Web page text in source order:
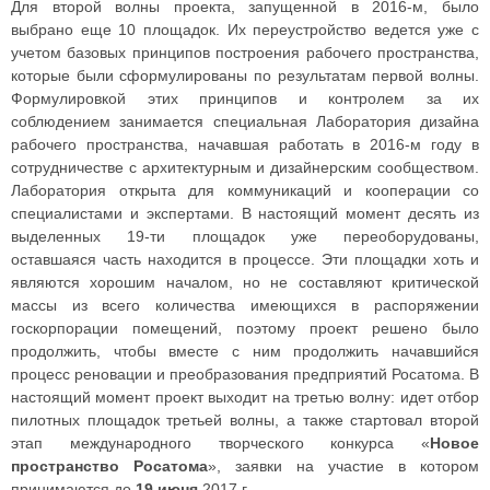
Для второй волны проекта, запущенной в 2016-м, было
выбрано еще 10 площадок. Их переустройство ведется уже с
учетом базовых принципов построения рабочего пространства,
которые были сформулированы по результатам первой волны.
Формулировкой этих принципов и контролем за их
соблюдением занимается специальная Лаборатория дизайна
рабочего пространства, начавшая работать в 2016-м году в
сотрудничестве с архитектурным и дизайнерским сообществом.
Лаборатория открыта для коммуникаций и кооперации со
специалистами и экспертами. В настоящий момент десять из
выделенных 19-ти площадок уже переоборудованы,
оставшаяся часть находится в процессе. Эти площадки хоть и
являются хорошим началом, но не составляют критической
массы из всего количества имеющихся в распоряжении
госкорпорации помещений, поэтому проект решено было
продолжить, чтобы вместе с ним продолжить начавшийся
процесс реновации и преобразования предприятий Росатома. В
настоящий момент проект выходит на третью волну: идет отбор
пилотных площадок третьей волны, а также стартовал второй
этап международного творческого конкурса «Новое
пространство Росатома», заявки на участие в котором